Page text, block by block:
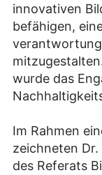
innovativen
befähigen,
wurde das
Im Rahmen
zeichneten
des Referats